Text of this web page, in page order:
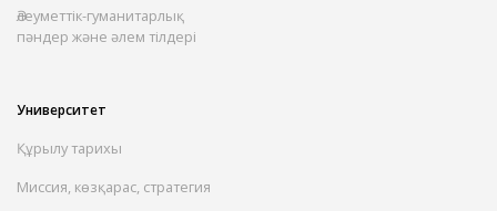
Әлеуметтік-гуманитарлық
пәндер және әлем тілдері
Университет
Құрылу тарихы
Миссия, көзқарас, стратегия